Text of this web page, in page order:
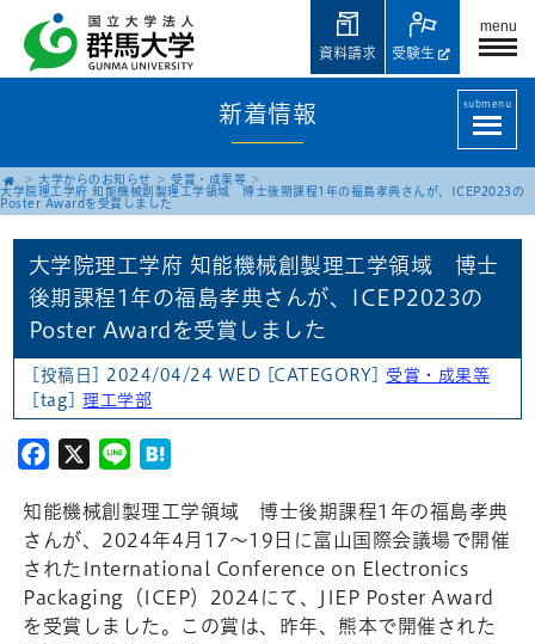
menu
受験生
資料請求
新着情報 submenu
大学からのお知らせ
受賞・成果等
大学院理工学府 知能機械創製理工学領域 博士後期課程1年の福島孝典さんが、ICEP2023の
Poster Awardを受賞しました
大学院理工学府 知能機械創製理工学領域 博士
後期課程1年の福島孝典さんが、ICEP2023の
Poster Awardを受賞しました
[投稿日] 2024/04/24 WED [CATEGORY] 受賞・成果等
[tag] 理工学部
Facebook
X Line
知能機械創製理工学領域 博士後期課程1年の福島孝典
さんが、2024年4月17～19日に富山国際会議場で開催
されたInternational Conference on Electronics
Packaging（ICEP）2024にて、JIEP Poster Award
を受賞しました。この賞は、昨年、熊本で開催された